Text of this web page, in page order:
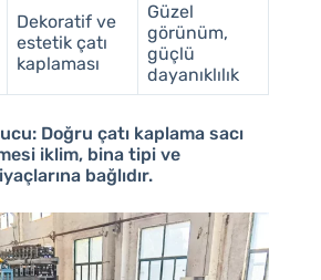
Dekoratif ve
estetik çatı
kaplaması
Güzel
görünüm,
güçlü
dayanıklılık
Doğru çatı kaplama sacı
iklim, bina tipi ve
bağlıdır.